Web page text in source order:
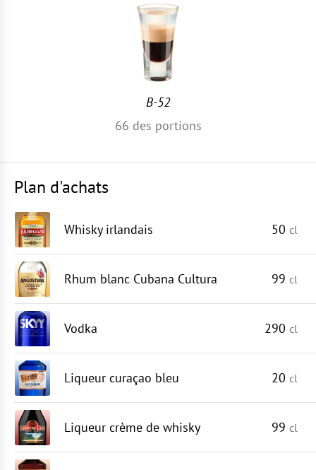
B-52
66 des portions
Plan d'achats
Whisky irlandais 50 cl
Rhum blanc Cubana Cultura 99 cl
Vodka 290 cl
Liqueur curaçao bleu 20 cl
Liqueur crème de whisky 99 cl